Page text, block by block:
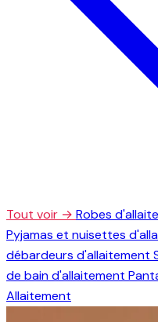
Tout voir → Robes
Pyjamas et nuisettes
débardeurs d'allaitement
de bain d'allaitement
Allaitement